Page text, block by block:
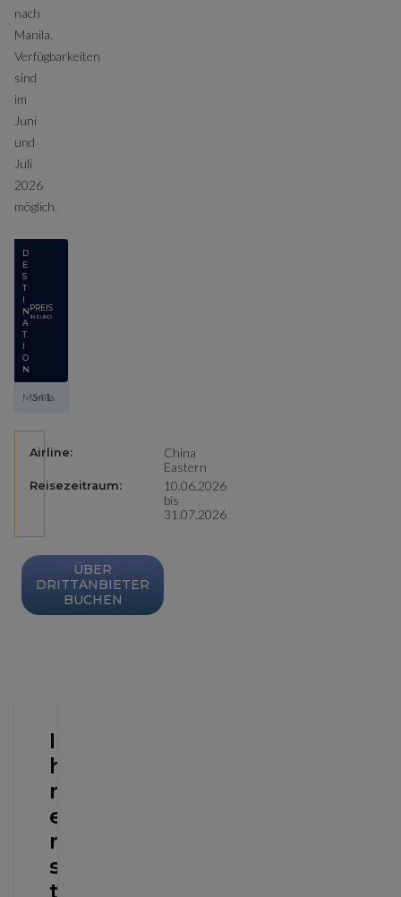
nach
Manila.
Verfügbarkeiten
sind
im
Juni
und
Juli
2026
möglich.
D
E
S
T
I
N
A
T
I
O
N
PREIS
IN EURO
Manila
541
Airline:
China
Eastern
Reisezeitraum:
10.06.2026
bis
31.07.2026
ÜBER
DRITTANBIETER
BUCHEN
I
h
r
e
r
s
t